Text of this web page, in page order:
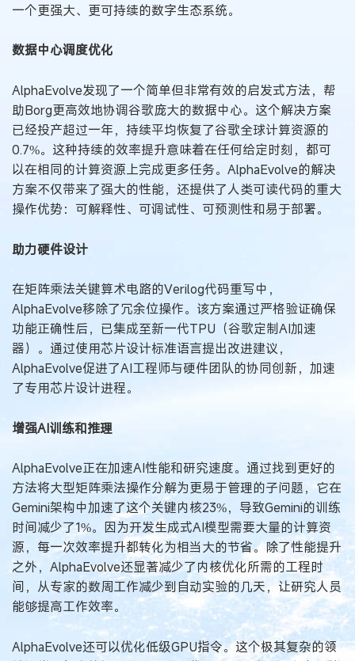
一个更强大、更可持续的数字生态系统。
数据中心调度优化
AlphaEvolve发现了一个简单但非常有效的启发式方法，帮
助Borg更高效地协调谷歌庞大的数据中心。这个解决方案
已经投产超过一年，持续平均恢复了谷歌全球计算资源的
0.7%。这种持续的效率提升意味着在任何给定时刻，都可
以在相同的计算资源上完成更多任务。AlphaEvolve的解决
方案不仅带来了强大的性能，还提供了人类可读代码的重大
操作优势：可解释性、可调试性、可预测性和易于部署。
助力硬件设计
在矩阵乘法关键算术电路的Verilog代码重写中，
AlphaEvolve移除了冗余位操作。该方案通过严格验证确保
功能正确性后，已集成至新一代TPU（谷歌定制AI加速
器）。通过使用芯片设计标准语言提出改进建议，
AlphaEvolve促进了AI工程师与硬件团队的协同创新，加速
了专用芯片设计进程。
增强AI训练和推理
AlphaEvolve正在加速AI性能和研究速度。通过找到更好的
方法将大型矩阵乘法操作分解为更易于管理的子问题，它在
Gemini架构中加速了这个关键内核23%，导致Gemini的训练
时间减少了1%。因为开发生成式AI模型需要大量的计算资
源，每一次效率提升都转化为相当大的节省。除了性能提升
之外，AlphaEvolve还显著减少了内核优化所需的工程时
间，从专家的数周工作减少到自动实验的几天，让研究人员
能够提高工作效率。
AlphaEvolve还可以优化低级GPU指令。这个极其复杂的领